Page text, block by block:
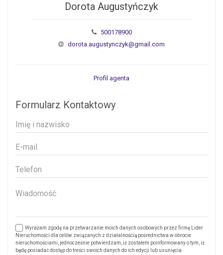
Dorota Augustyńczyk
500178900
dorota.augustynczyk@gmail.com
Profil agenta
Formularz Kontaktowy
Wyrażam zgodę na przetwarzanie moich danych osobowych przez firmę Lider
Nieruchomości dla celów związanych z działalnością pośrednictwa w obrocie
nieruchomościami, jednocześnie potwierdzam, iż zostałem poinformowany o tym, iż
będę posiadać dostęp do treści swoich danych do ich edycji lub usunięcia.